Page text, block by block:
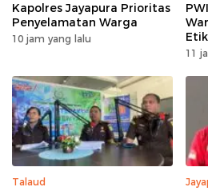
Kapolres Jayapura Prioritas
Penyelamatan Warga
10 jam yang lalu
11
Talaud